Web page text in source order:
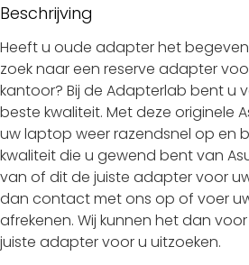
Beschrijving
Heeft u oude adapter het
zoek naar een reserve adapter
kantoor? Bij de Adapterlab bent u
beste kwaliteit. Met deze originele
uw laptop weer razendsnel op en
kwaliteit die u gewend bent van
van of dit de juiste adapter voor
dan contact met ons op of voer
afrekenen. Wij kunnen het dan
juiste adapter voor u uitzoeken.